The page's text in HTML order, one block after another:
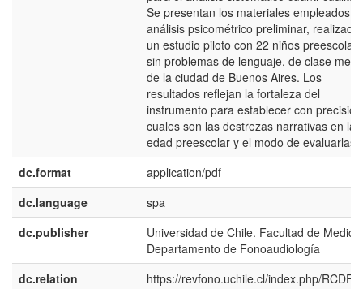
Se presentan los materiales empleados y
análisis psicométrico preliminar, realizado
un estudio piloto con 22 niños
sin problemas de lenguaje, de clase
de la ciudad de Buenos Aires. Los
resultados reflejan la fortaleza del
instrumento para establecer con
cuales son las destrezas narrativas en la
edad preescolar y el modo de evaluarlas.
dc.format
application/pdf
dc.language
spa
dc.publisher
Universidad de Chile. Facultad de
Departamento de Fonoaudiología
dc.relation
https://revfono.uchile.cl/index.php/RCDF/